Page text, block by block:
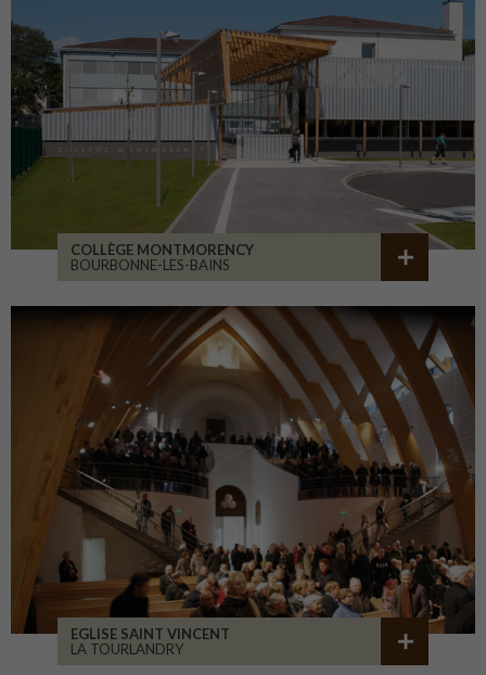
COLLÈGE MONTMORENCY
BOURBONNE-LES-BAINS
EGLISE SAINT VINCENT
LA TOURLANDRY